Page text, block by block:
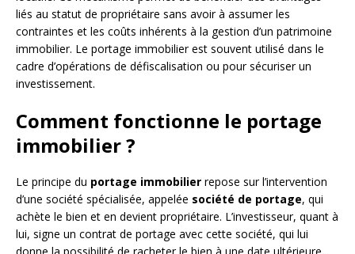
liés au statut de propriétaire sans avoir à assumer les
contraintes et les coûts inhérents à la gestion d’un patrimoine
immobilier. Le portage immobilier est souvent utilisé dans le
cadre d’opérations de défiscalisation ou pour sécuriser un
investissement.
Comment fonctionne le portage
immobilier ?
Le principe du portage immobilier repose sur l’intervention
d’une société spécialisée, appelée société de portage, qui
achète le bien et en devient propriétaire. L’investisseur, quant à
lui, signe un contrat de portage avec cette société, qui lui